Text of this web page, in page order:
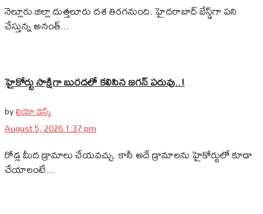
నెల్లూరు జిల్లా దుత్తలూరు దశ తిరగనుంది. హైదరాబాద్‌ బేస్డ్‌గా పని
చేస్తున్న అనంత్...
హైకోర్టు సాక్షిగా బురదలో కలిసిన జగన్ పరువు..!
byలియో డెస్క్
August 5, 2026 1:37 pm
రోడ్ల మీద డ్రామాలు చేయవచ్చు. కానీ అదే డ్రామాలను హైకోర్టులో కూడా
చేయాలంటే...